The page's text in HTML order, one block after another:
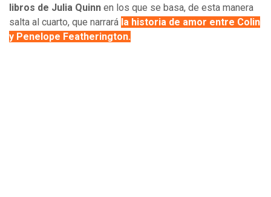
libros de Julia Quinn en los que se basa, de esta manera
salta al cuarto, que narrará a historia de amor entre Colin
y Penelope Featherington.